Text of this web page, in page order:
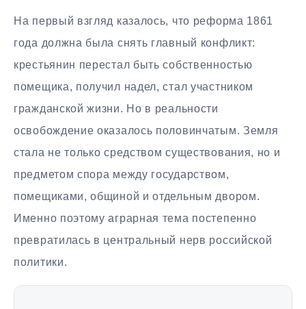
На первый взгляд казалось, что реформа 1861
года должна была снять главный конфликт:
крестьянин перестал быть собственностью
помещика, получил надел, стал участником
гражданской жизни. Но в реальности
освобождение оказалось половинчатым. Земля
стала не только средством существования, но и
предметом спора между государством,
помещиками, общиной и отдельным двором.
Именно поэтому аграрная тема постепенно
превратилась в центральный нерв российской
политики.